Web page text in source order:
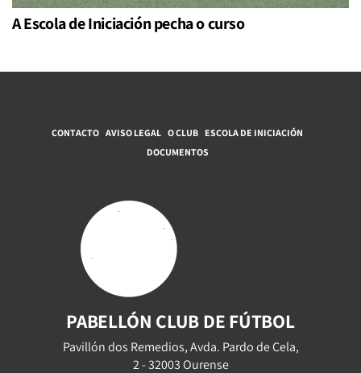
A Escola de Iniciación pecha o curso
CONTACTO AVISO LEGAL O CLUB ESCOLA DE INICIACIÓN
DOCUMENTOS
PABELLÓN CLUB DE FÚTBOL
Pavillón dos Remedios, Avda. Pardo de Cela,
2 - 32003 Ourense